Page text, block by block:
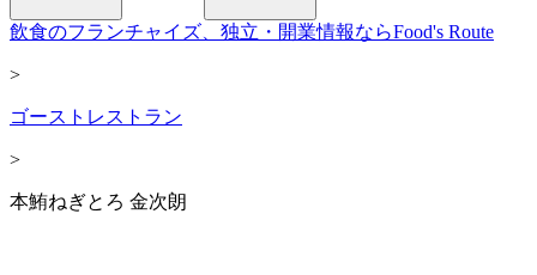
飲食のフランチャイズ、独立・開業情報ならFood's Route
>
ゴーストレストラン
>
本鮪ねぎとろ 金次朗